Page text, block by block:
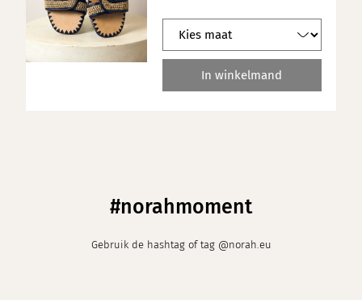
In winkelmand
#norahmoment
Gebruik de hashtag of tag @norah.eu